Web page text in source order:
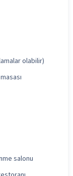
olabilir)
salonu